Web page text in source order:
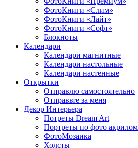
ФотоКниги «Слим»
ФотоКниги «Лайт»
ФотоКниги «Софт»
Блокноты
Календари
Календари магнитные
Календари настольные
Календари настенные
Открытки
Отправлю самостоятельно
Отправьте за меня
Декор Интерьера
Потреты Dream Art
Портреты по фото акрилом
ФотоМозаика
Холсты